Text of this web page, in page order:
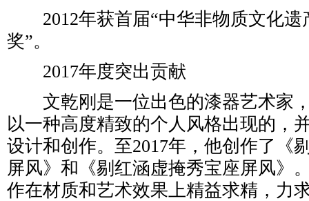
2012年获首届“中华非物质文化遗
奖”。
2017年度突出贡献
文乾刚是一位出色的漆器艺术家
以一种高度精致的个人风格出现的，
设计和创作。至2017年，他创作了《
屏风》和《剔红涵虚掩秀宝座屏风》
作在材质和艺术效果上精益求精，力